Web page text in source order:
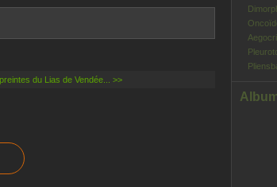
du Lias de Vendée... >>